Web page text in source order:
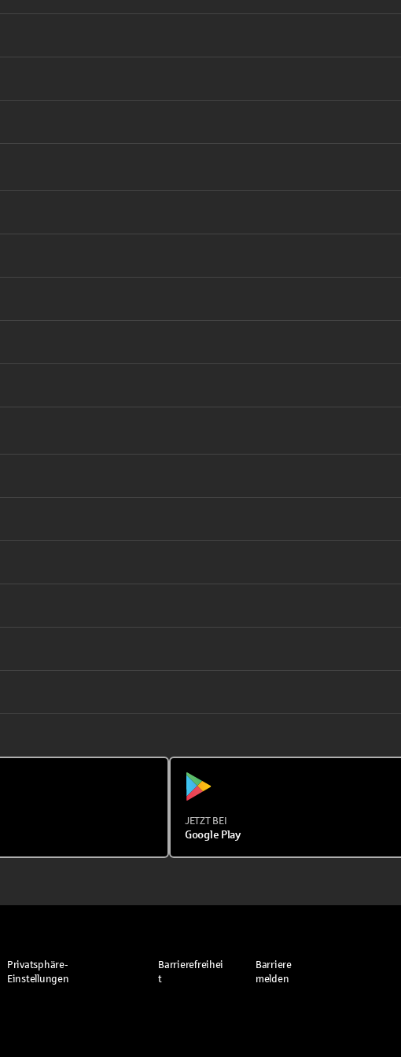
JETZT BEI
Google Play
Privatsphäre-
Einstellungen
Barrierefreihei
t
Barriere
melden